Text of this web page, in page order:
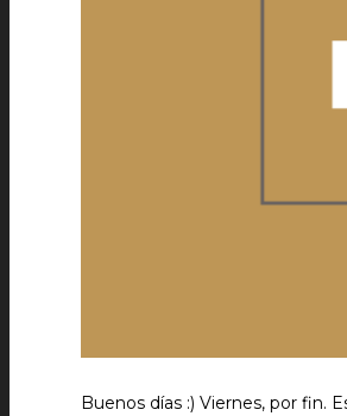
Buenos días :) Viernes, por fin.